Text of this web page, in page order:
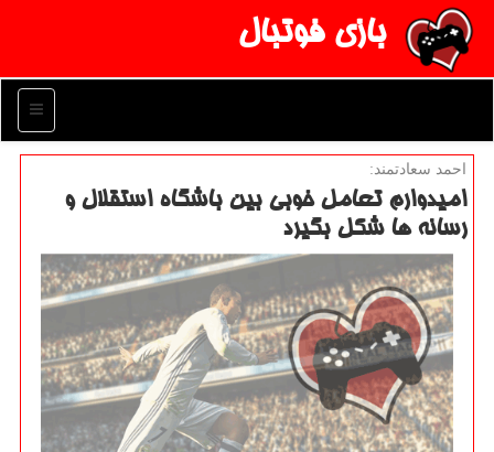
بازی فوتبال
منو
احمد سعادتمند:
امیدوارم تعامل خوبی بین باشگاه استقلال و
رسانه ها شكل بگیرد